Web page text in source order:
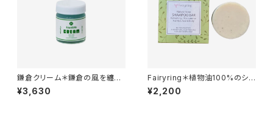
鎌倉クリーム＊鎌倉の風を纏う
自然派ヘアクリーム＊人工香料
不使用＊35g
¥3,630
Fairyring＊植物油100%のシャ
ンプーバー＊無添加＊リフレッシ
ング＊コールドプロセス製法でじ
¥2,200